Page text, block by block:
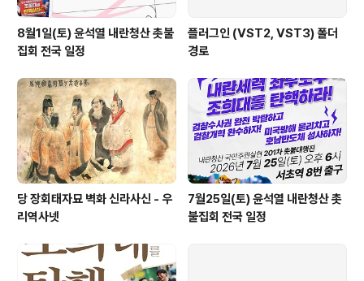
8월1일(토) 윤석열 내란청산 촛불
집회 전국 일정
플러그인 (VST2, VST3) 폴더
경로
당 장회태자묘 벽화 신라사신 - 우
리역사넷
7월25일(토) 윤석열 내란청산 촛
불집회 전국 일정